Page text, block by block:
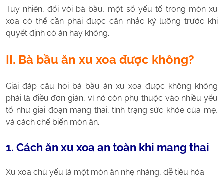
Tuy nhiên, đối với bà bầu, một số yếu tố trong món xu
xoa có thể cần phải được cân nhắc kỹ lưỡng trước khi
quyết định có ăn hay không.
II. Bà bầu ăn xu xoa được không?
Giải đáp câu hỏi bà bầu ăn xu xoa được không không
phải là điều đơn giản, vì nó còn phụ thuộc vào nhiều yếu
tố như giai đoạn mang thai, tình trạng sức khỏe của mẹ,
và cách chế biến món ăn.
1. Cách ăn xu xoa an toàn khi mang thai
Xu xoa chủ yếu là một món ăn nhẹ nhàng, dễ tiêu hóa.